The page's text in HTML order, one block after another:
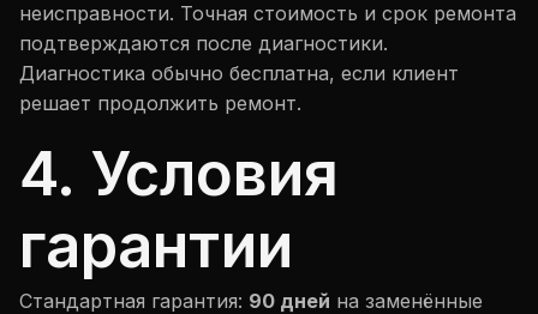
неисправности. Точная стоимость и срок ремонта
подтверждаются после диагностики.
Диагностика обычно бесплатна, если клиент
решает продолжить ремонт.
4. Условия
гарантии
Стандартная гарантия: 90 дней на заменённые